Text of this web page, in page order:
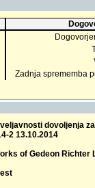
Zadnja sprememba
dovoljenja
2 13.10.2014
of Gedeon Richter